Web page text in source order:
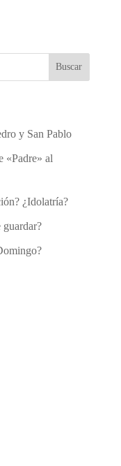
Buscar
y San Pablo
«Padre» al
¿Idolatría?
guardar?